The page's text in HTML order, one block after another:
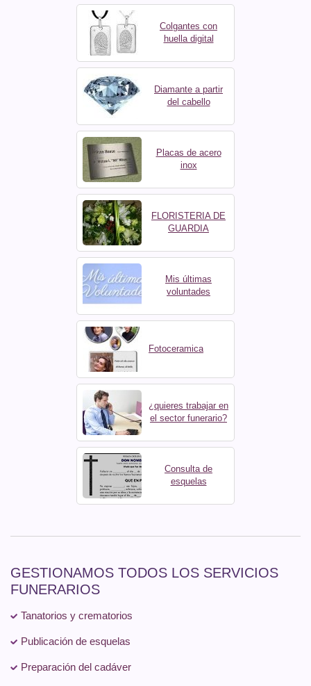
Colgantes con
huella digital
Diamante a partir
del cabello
Placas de acero
inox
FLORISTERIA DE
GUARDIA
Mis últimas
voluntades
Fotoceramica
¿quieres trabajar en
el sector funerario?
Consulta de
esquelas
GESTIONAMOS TODOS LOS SERVICIOS
FUNERARIOS
Tanatorios y crematorios
Publicación de esquelas
Preparación del cadáver